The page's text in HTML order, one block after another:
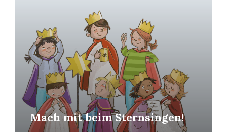
Mach mit beim Sternsingen!